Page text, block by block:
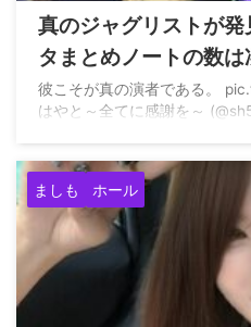
真のジャグリストが
タまとめノートの数
彼こそが真の演者である。
はやと～全てに感謝を～
ましも ホール